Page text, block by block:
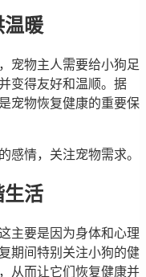
温暖
宠物主人需要给小狗足
变得友好和温顺。据
宠物恢复健康的重要保
感情，关注宠物需求。
生活
主要是因为身体和心理
期间特别关注小狗的健
从而让它们恢复健康并